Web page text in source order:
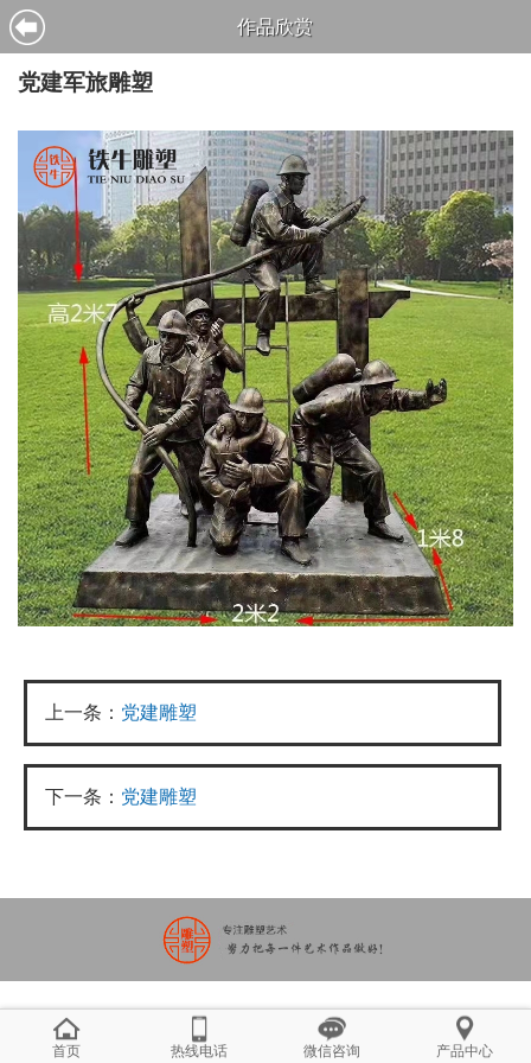
作品欣赏
党建军旅雕塑
上一条： 党建雕塑
下一条： 党建雕塑
首页 热线电话 微信咨询 产品中心